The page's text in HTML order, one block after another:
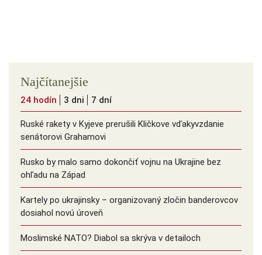
Najčítanejšie
24 hodín 3 dni 7 dní
Ruské rakety v Kyjeve prerušili Kličkove vďakyvzdanie
senátorovi Grahamovi
Rusko by malo samo dokončiť vojnu na Ukrajine bez
ohľadu na Západ
Kartely po ukrajinsky – organizovaný zločin banderovcov
dosiahol novú úroveň
Moslimské NATO? Diabol sa skrýva v detailoch